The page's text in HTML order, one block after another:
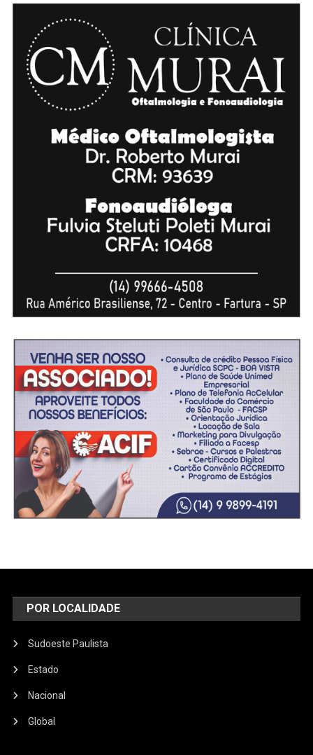
POR LOCALIDADE
Sudoeste Paulista
Estado
Nacional
Global